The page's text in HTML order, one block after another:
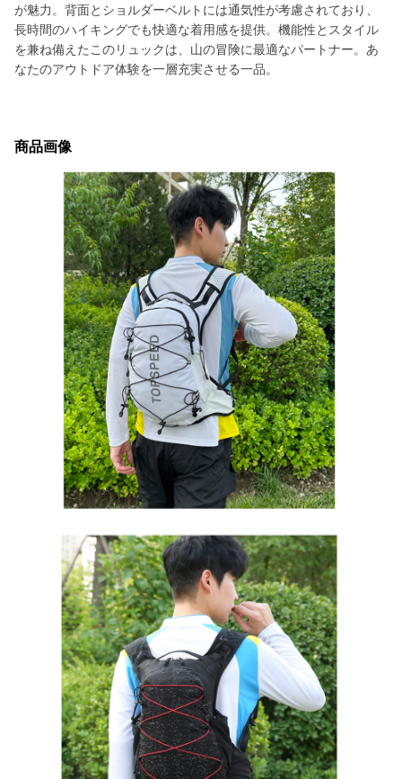
が魅力。背面とショルダーベルトには通気性が考慮されており、
長時間のハイキングでも快適な着用感を提供。機能性とスタイル
を兼ね備えたこのリュックは、山の冒険に最適なパートナー。あ
なたのアウトドア体験を一層充実させる一品。
商品画像